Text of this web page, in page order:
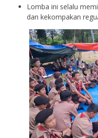
Lomba ini selalu
dan kekompakan